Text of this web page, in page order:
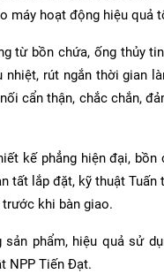
máy hoạt động hiệu quả
bồn chứa, ống thủy
rút ngắn thời gian
cẩn thận, chắc chắn,
kế phẳng hiện đại,
tất lắp đặt, kỹ thuật
khi bàn giao.
sản phẩm, hiệu quả sử
NPP Tiến Đạt.